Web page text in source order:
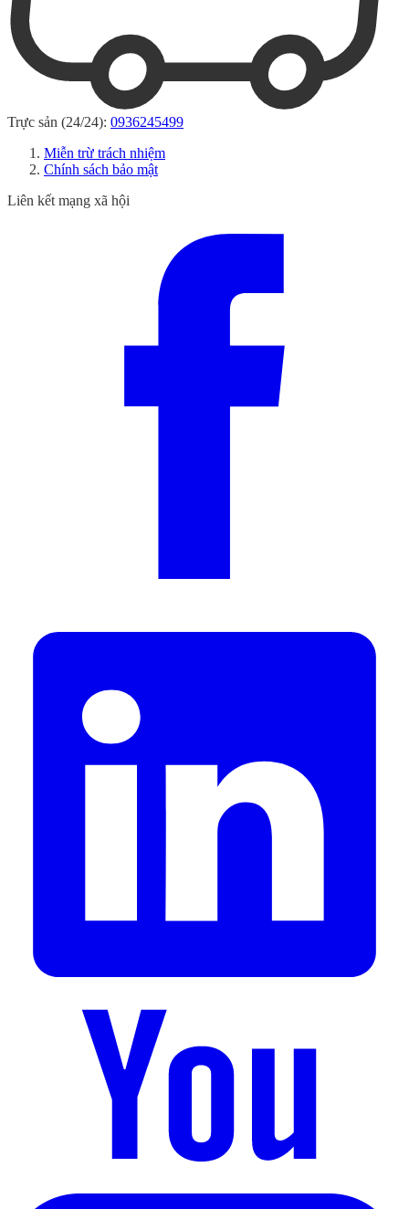
Trực sản (24/24): 0936245499
Miễn trừ trách nhiệm
Chính sách bảo mật
Liên kết mạng xã hội